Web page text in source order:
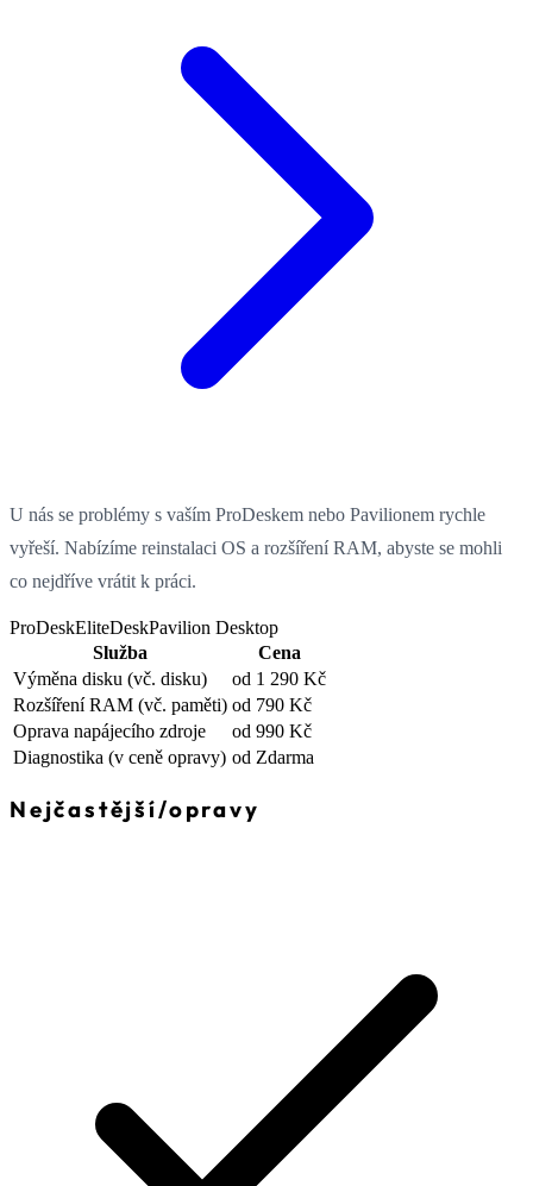
U nás se problémy s vaším ProDeskem nebo Pavilionem rychle
vyřeší. Nabízíme reinstalaci OS a rozšíření RAM, abyste se mohli
co nejdříve vrátit k práci.
ProDeskEliteDeskPavilion Desktop
Služba
Cena
Výměna disku (vč. disku)
od 1 290 Kč
Rozšíření RAM (vč. paměti) od 790 Kč
Oprava napájecího zdroje
od 990 Kč
Diagnostika (v ceně opravy) od Zdarma
Nejčastější/opravy